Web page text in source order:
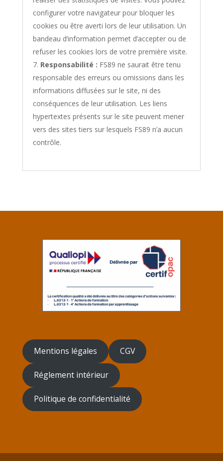
configurer votre navigateur pour bloquer les
cookies ou être averti lors de leur utilisation. Un
bandeau d’information permet d’accepter ou de
refuser les cookies lors de votre première visite.
Responsabilité : FS89 ne saurait être tenu
responsable des erreurs ou omissions dans les
informations diffusées sur le site, ni des
conséquences de leur utilisation. Les liens
hypertextes présents sur le site peuvent mener
vers des sites tiers sur lesquels FS89 n’a aucun
contrôle.
Mentions légales CGV
Réglement intérieur
Politique de confidentialité